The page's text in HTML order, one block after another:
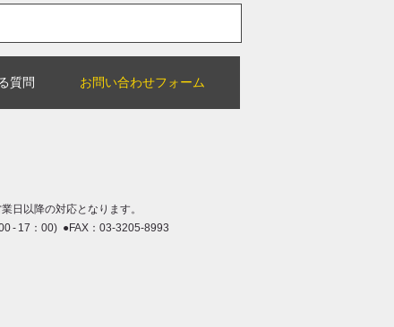
質問 お問い合わせフォーム
日以降の対応となります。
- 17：00) ●FAX：03-3205-8993